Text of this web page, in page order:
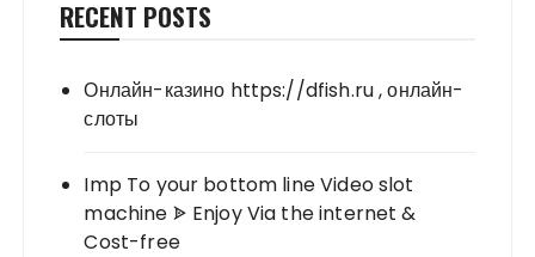
RECENT POSTS
Онлайн-казино https://dfish.ru , онлайн-
слоты
Imp To your bottom line Video slot
machine ᗎ Enjoy Via the internet &
Cost-free